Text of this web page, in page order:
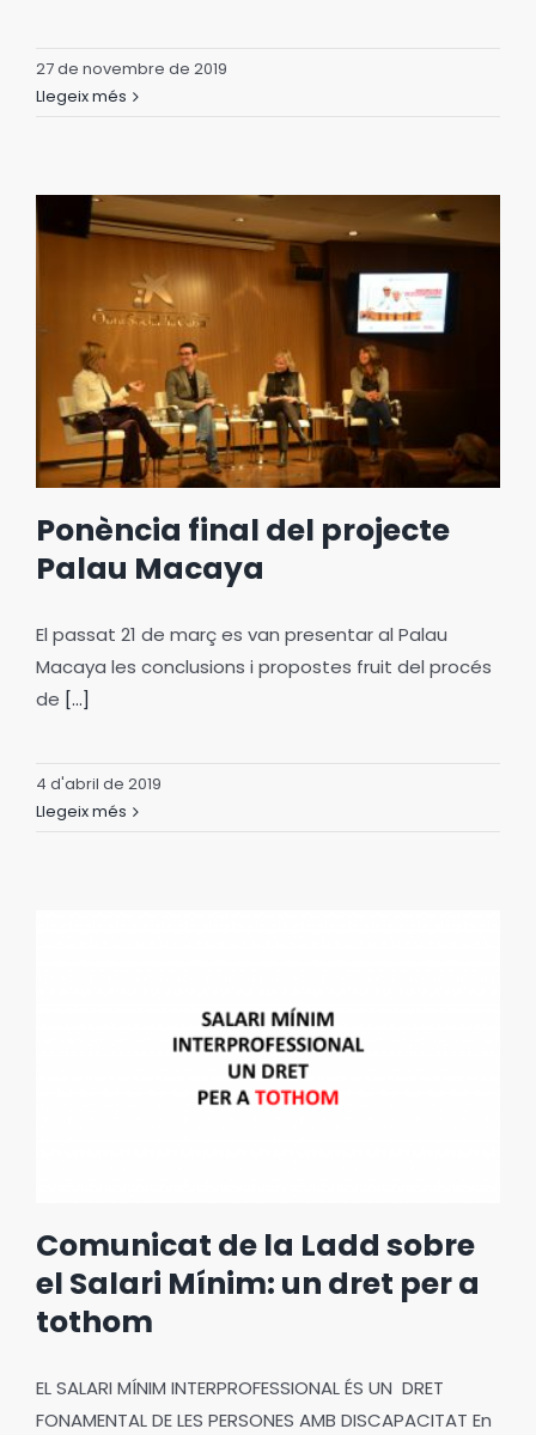
27 de novembre de 2019
Llegeix més
Ponència final del projecte
Palau Macaya
El passat 21 de març es van presentar al Palau
Macaya les conclusions i propostes fruit del procés
de [...]
4 d'abril de 2019
Llegeix més
Comunicat de la Ladd sobre
el Salari Mínim: un dret per a
tothom
EL SALARI MÍNIM INTERPROFESSIONAL ÉS UN DRET
FONAMENTAL DE LES PERSONES AMB DISCAPACITAT En